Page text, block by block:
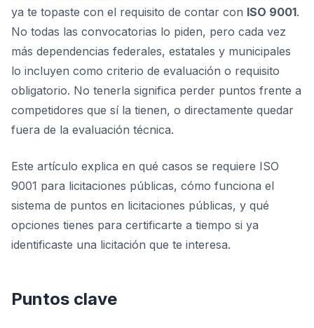
ya te topaste con el requisito de contar con ISO 9001.
No todas las convocatorias lo piden, pero cada vez
más dependencias federales, estatales y municipales
lo incluyen como criterio de evaluación o requisito
obligatorio. No tenerla significa perder puntos frente a
competidores que sí la tienen, o directamente quedar
fuera de la evaluación técnica.
Este artículo explica en qué casos se requiere ISO
9001 para licitaciones públicas, cómo funciona el
sistema de puntos en licitaciones públicas, y qué
opciones tienes para certificarte a tiempo si ya
identificaste una licitación que te interesa.
Puntos clave